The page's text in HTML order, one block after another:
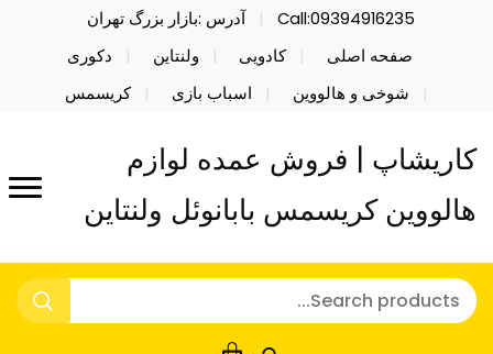
Call:09394916235
آدرس :بازار بزرگ تهران
صفحه اصلی
کادویی ولنتاین
دکوری
شوخی و هالووین
اسباب بازی کریسمس
کاریشاپ | فروش عمده لوازم
هالووین کریسمس بابانوئل ولنتاین